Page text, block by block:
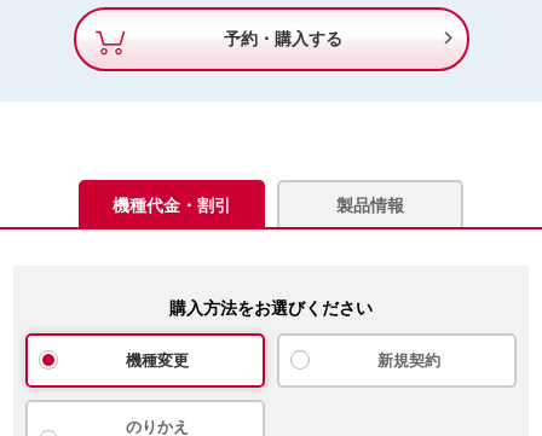
予約・購入する 
機種代金・割引 製品情報
購入方法をお選びください
機種変更 新規契約
のりかえ